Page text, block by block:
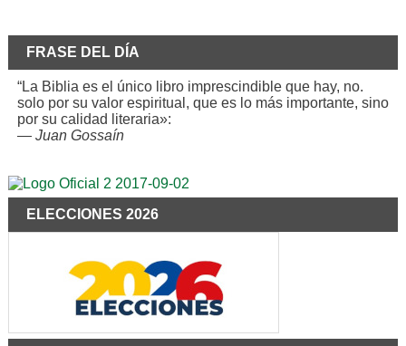
FRASE DEL DÍA
“La Biblia es el único libro imprescindible que hay, no.
solo por su valor espiritual, que es lo más importante, sino
por su calidad literaria»:
— Juan Gossaín
ELECCIONES 2026